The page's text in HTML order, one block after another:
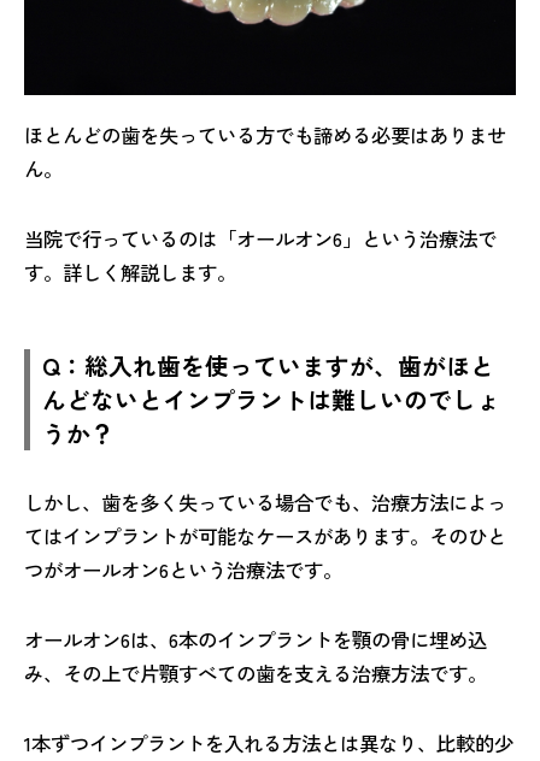
ほとんどの歯を失っている方でも諦める必要はありませ
ん。
当院で行っているのは「オールオン6」という治療法で
す。詳しく解説します。
Q：総入れ歯を使っていますが、歯がほと
んどないとインプラントは難しいのでしょ
うか？
しかし、歯を多く失っている場合でも、治療方法によっ
てはインプラントが可能なケースがあります。そのひと
つがオールオン6という治療法です。
オールオン6は、6本のインプラントを顎の骨に埋め込
み、その上で片顎すべての歯を支える治療方法です。
1本ずつインプラントを入れる方法とは異なり、比較的少